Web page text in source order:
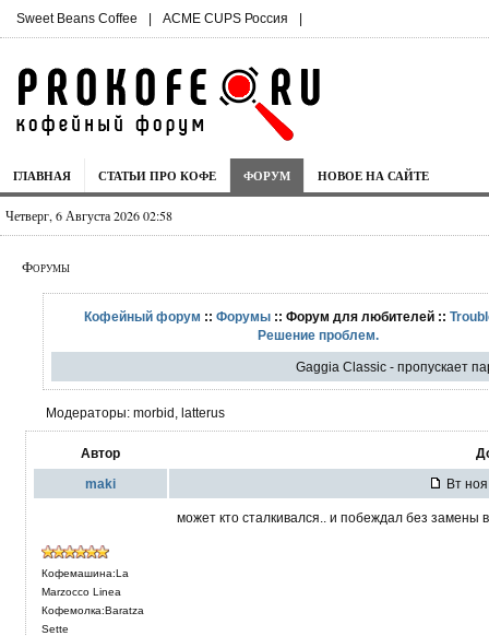
Sweet Beans Coffee | ACME CUPS Россия |
ГЛАВНАЯ СТАТЬИ ПРО КОФЕ ФОРУМ НОВОЕ НА САЙТЕ
Четверг, 6 Августа 2026 02:58
Форумы
Кофейный форум ::Форумы :: Форум для любителей ::
Решение проблем.
Gaggia Classic - пропускает
Модераторы: morbid, latterus
Автор
maki Вт
Кофемашина:La
Marzocco Linea
Кофемолка:Baratza
Sette
может кто сталкивался.. и побеждал без замены